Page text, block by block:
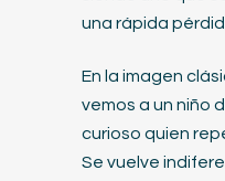
una rápida
En la imagen
vemos a un niño
curioso quien
Se vuelve